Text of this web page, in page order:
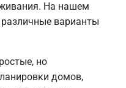
На нашем
варианты
но
домов,